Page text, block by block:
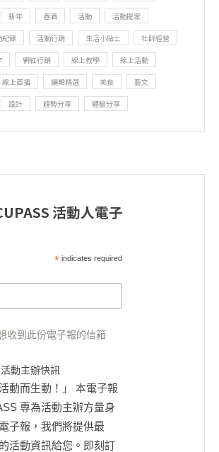
新年 春酒 活動 活動提案
紀錄 活動行銷 生活小貼士 社群經營
網紅行銷 線上教學 線上活動
線上直播 編輯精選 美食 藝文
設計 趨勢分享 體驗分享
活動人電子
*indicates required
收到此份電子報的信箱
動主辦快訊
動而生動！」 本電子報
專為活動主辦方量身
子報，我們將提供最
活動資訊給您。即刻訂